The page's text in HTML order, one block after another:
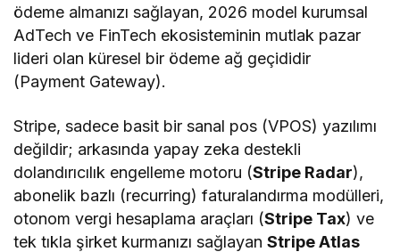
ödeme almanızı sağlayan, 2026 model kurumsal
AdTech ve FinTech ekosisteminin mutlak pazar
lideri olan küresel bir ödeme ağ geçididir
(Payment Gateway).
Stripe, sadece basit bir sanal pos (VPOS) yazılımı
değildir; arkasında yapay zeka destekli
dolandırıcılık engelleme motoru (Stripe Radar),
abonelik bazlı (recurring) faturalandırma modülleri,
otonom vergi hesaplama araçları (Stripe Tax) ve
tek tıkla şirket kurmanızı sağlayanStripe Atlas